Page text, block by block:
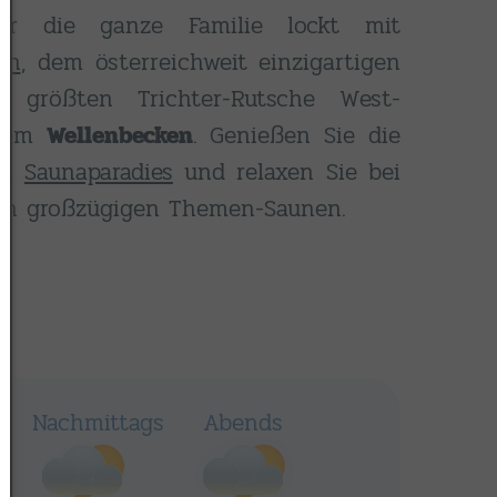
die ganze Familie lockt mit
, dem österreichweit einzigartigen
größten Trichter-Rutsche West-
Wellenbecken. Genießen Sie die
Saunaparadiesund relaxen Sie bei
großzügigen Themen-Saunen.
Nachmittags Abends